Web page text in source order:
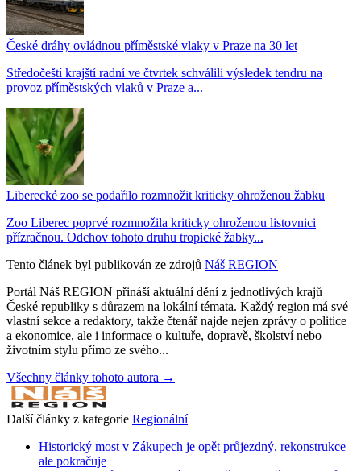
České dráhy ovládnou příměstské vlaky v Praze na 30 let
Středočeští krajští radní ve čtvrtek schválili výsledek tendru na
provoz příměstských vlaků v Praze a...
Liberecké zoo se podařilo rozmnožit kriticky ohroženou žabku
Zoo Liberec poprvé rozmnožila kriticky ohroženou listovnici
přízračnou. Odchov tohoto druhu tropické žabky...
Tento článek byl publikován ze zdrojů Náš REGION
Portál Náš REGION přináší aktuální dění z jednotlivých krajů
České republiky s důrazem na lokální témata. Každý region má své
vlastní sekce a redaktory, takže čtenář najde nejen zprávy o politice
a ekonomice, ale i informace o kultuře, dopravě, školství nebo
životním stylu přímo ze svého...
Všechny články tohoto autora →
Další články z kategorie Regionální
Historický most v Zákupech je opět průjezdný, rekonstrukce
ale pokračuje